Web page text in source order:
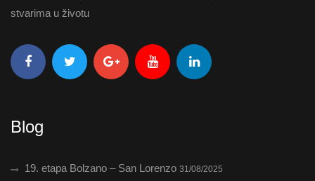
stvarima u životu
Blog
19. etapa Bolzano – San Lorenzo 31/08/2025